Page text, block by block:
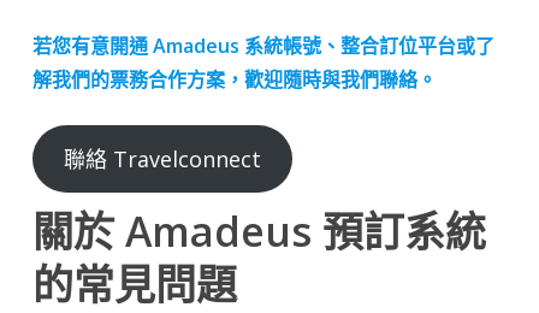
若您有意開通 Amadeus 系統帳號、整合訂位平台或了
解我們的票務合作方案，歡迎隨時與我們聯絡。
聯絡 Travelconnect
關於 Amadeus 預訂系統
的常見問題